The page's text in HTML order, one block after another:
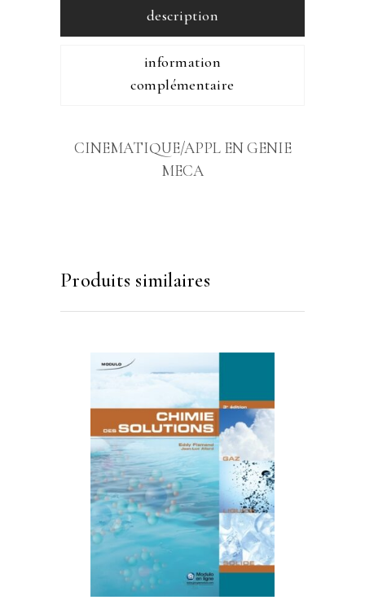
description
information
complémentaire
CINEMATIQUE/APPL EN GENIE
MECA
Produits similaires